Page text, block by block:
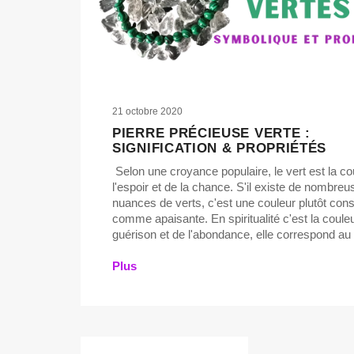
21 octobre 2020
PIERRE PRÉCIEUSE VERTE :
SIGNIFICATION & PROPRIÉTÉS
Selon une croyance populaire, le vert est la
l'espoir et de la chance. S'il existe de
nuances de verts, c'est une couleur plutôt
comme apaisante. En spiritualité c'est la
guérison et de l'abondance, elle correspond au
Plus